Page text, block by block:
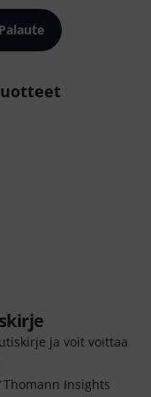
ja voit voittaa
Thomann Insights